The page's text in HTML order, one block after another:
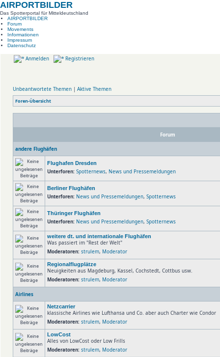
AIRPORTBILDER
Das Spotterportal für Mitteldeutschland
AIRPORTBILDER
Forum
Movements
Informationen
Impressum
Datenschutz
Anmelden Registrieren
Unbeantwortete Themen | Aktive Themen
Foren-Übersicht
Forum
andere Flughäfen
Flughafen Dresden
Unterforen: Spotternews, News und Pressemeldungen
Berliner Flughäfen
Unterforen: News und Pressemeldungen, Spotternews
Thüringer Flughäfen
Unterforen: News und Pressemeldungen, Spotternews
weitere dt. und internationale Flughäfen
Was passiert im "Rest der Welt"
Moderatoren: strulem, Moderator
Regionalflugplätze
Neuigkeiten aus Magdeburg, Kassel, Cochstedt, Cottbus usw.
Moderatoren: strulem, Moderator
Airlines
Netzcarrier
klassische Airlines wie Lufthansa und Co. aber auch Charter wie Condor
Moderatoren: strulem, Moderator
LowCost
Alles von LowCost oder Low Frills
Moderatoren: strulem, Moderator